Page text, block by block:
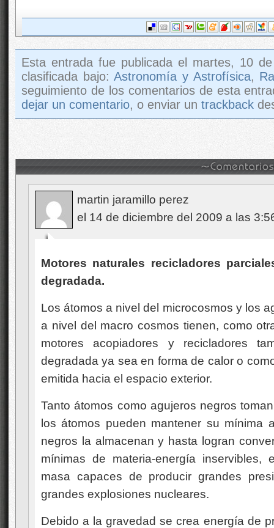
Esta entrada fue publicada el martes, 10
clasificada bajo:Astronomía y Astrofísica,
seguimiento de los comentarios de esta
dejar un comentario, o enviar un trackback
martin jaramillo perez
el 14 de diciembre del 2009 a las
Motores naturales recicladores
degradada.
Los átomos a nivel del microcosmos y los
a nivel del macro cosmos tienen, como
motores acopiadores y recicladores
degradada ya sea en forma de calor o
emitida hacia el espacio exterior.
Tanto átomos como agujeros negros
los átomos pueden mantener su mínima
negros la almacenan y hasta logran
mínimas de materia-energía inservibles,
masa capaces de producir grandes
grandes explosiones nucleares.
Debido a la gravedad se crea energía de